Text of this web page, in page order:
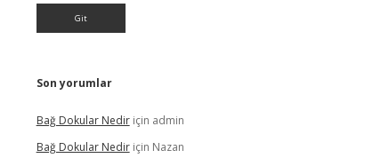
Son yorumlar
Bağ Dokular Nediriçin admin
Bağ Dokular Nediriçin Nazan